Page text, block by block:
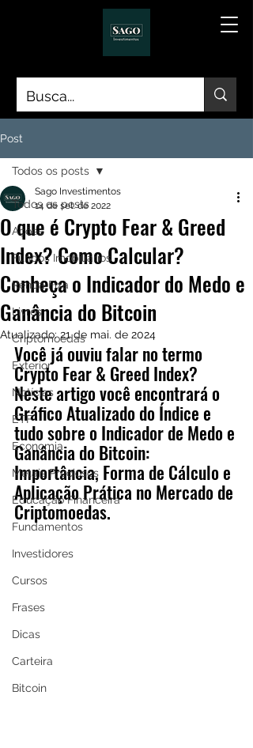
Post
Todos os posts
Ações
Fundos Imobiliários
Renda Fixa
Livros
Criptomoedas
Exterior
Notícias
ETF
Economia
Metais Preciosos
Educação Financeira
Fundamentos
Investidores
Cursos
Frases
Dicas
Carteira
Bitcoin
Todos os posts
O que é Crypto Fear & Greed
Index? Como Calcular?
Conheça o Indicador do Medo e
Ganância do Bitcoin
Sago Investimentos
14 de set. de 2022
Atualizado:21 de mai. de 2024
Você já ouviu falar no termo
Crypto Fear & Greed Index?
Neste artigo você encontrará o
Gráfico Atualizado do Índice e
tudo sobre o Indicador de Medo e
Ganância do Bitcoin:
Importância, Forma de Cálculo e
Aplicação Prática no Mercado de
Criptomoedas.